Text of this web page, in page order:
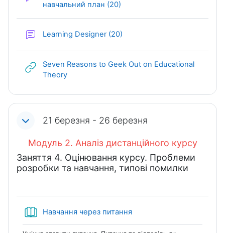
навчальний план (20)
Learning Designer (20)
Seven Reasons to Geek Out on Educational
TheoryURL (веб-посилання)
21 березня - 26 березня
Модуль 2. Аналіз дистанційного курсу
Заняття 4. Оцінювання курсу. Проблеми
розробки та навчання, типові помилки
Навчання через питання